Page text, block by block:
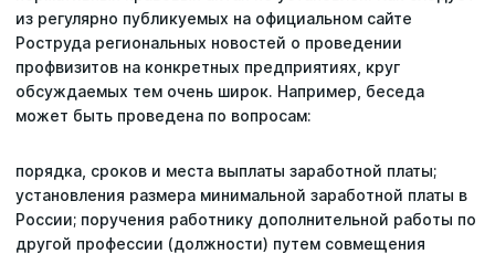
из регулярно публикуемых на официальном сайте
Роструда региональных новостей о проведении
профвизитов на конкретных предприятиях, круг
обсуждаемых тем очень широк. Например, беседа
может быть проведена по вопросам:
порядка, сроков и места выплаты заработной платы;
установления размера минимальной заработной платы в
России; поручения работнику дополнительной работы по
другой профессии (должности) путем совмещения